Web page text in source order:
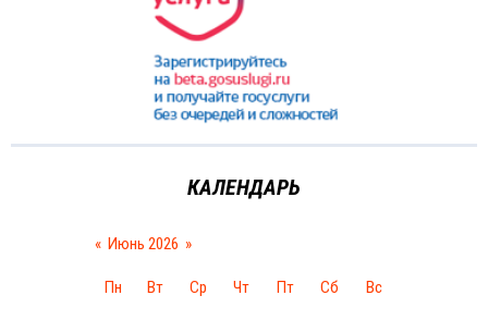
КАЛЕНДАРЬ
« Июнь 2026 »
Пн Вт Ср Чт Пт Сб Вс